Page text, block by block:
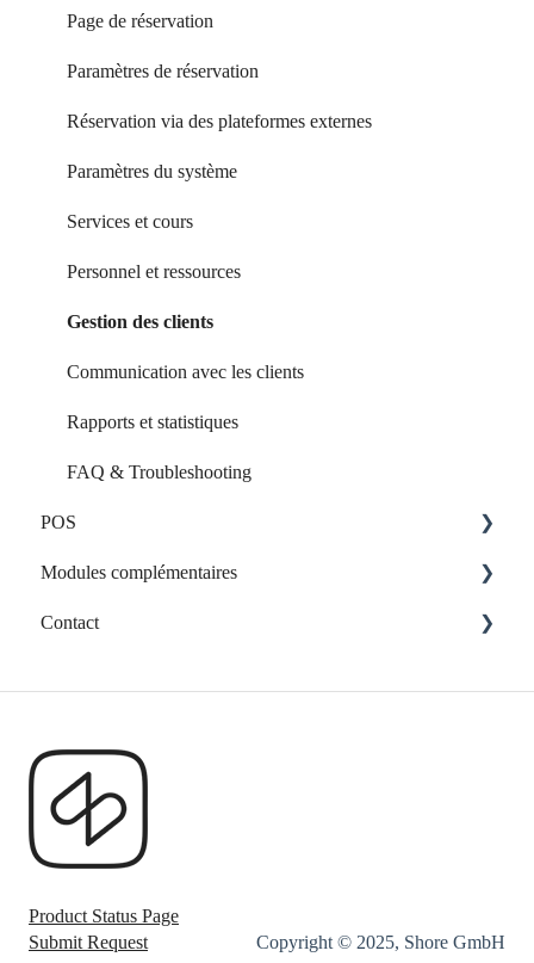
Page de réservation
Paramètres de réservation
Réservation via des plateformes externes
Paramètres du système
Services et cours
Personnel et ressources
Gestion des clients
Communication avec les clients
Rapports et statistiques
FAQ & Troubleshooting
POS
Le matériel
Modules complémentaires
Application web personnalisée
Contact
Product Status Page
Submit Request
Copyright © 2025, Shore GmbH